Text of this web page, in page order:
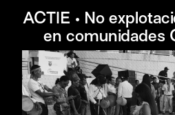
ACTIE • No
en comunidades